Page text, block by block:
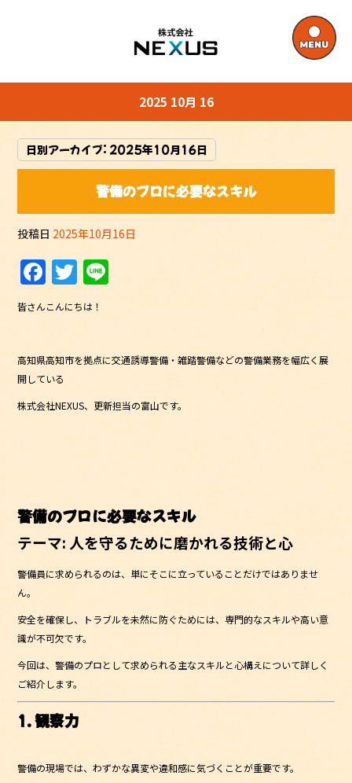
2025 10月 16
日別アーカイブ: 2025年10月16日
警備のプロに必要なスキル
投稿日 2025年10月16日
F
a
c
e
b
o
o
T
w
itt
er
皆さんこんにちは！
高知県高知市を拠点に交通誘導警備・雑踏警備などの警備業務を幅広く展
開している
株式会社NEXUS、更新担当の富山です。
警備のプロに必要なスキル
テーマ: 人を守るために磨かれる技術と心
警備員に求められるのは、単にそこに立っていることだけではありませ
ん。
安全を確保し、トラブルを未然に防ぐためには、専門的なスキルや高い意
識が不可欠です。
今回は、警備のプロとして求められる主なスキルと心構えについて詳しく
ご紹介します。
1. 観察力
警備の現場では、わずかな異変や違和感に気づくことが重要です。